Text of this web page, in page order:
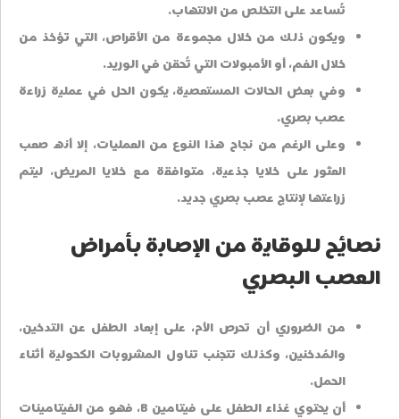
تُساعد على التخلص من الالتهاب.
ويكون ذلك من خلال مجموعة من الأقراص، التي تؤخذ من
خلال الفم، أو الأمبولات التي تُحقن في الوريد.
وفي بعض الحالات المستعصية، يكون الحل في عملية زراعة
عصب بصري.
وعلى الرغم من نجاح هذا النوع من العمليات، إلا أنه صعب
العثور على خلايا جذعية، متوافقة مع خلايا المريض، ليتم
زراعتها لإنتاج عصب بصري جديد.
نصائح للوقاية من الإصابة بأمراض
العصب البصري
من الضروري أن تحرص الأم، على إبعاد الطفل عن التدخين،
والمُدخنين، وكذلك تتجنب تناول المشروبات الكحولية أثناء
الحمل.
أن يحتوي غذاء الطفل على فيتامين B، فهو من الفيتامينات